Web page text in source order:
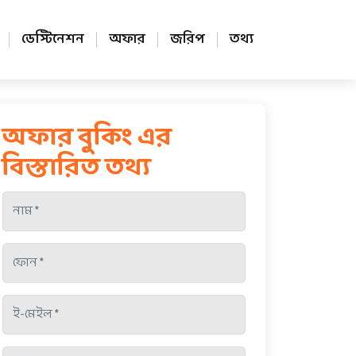
ডেস্টিনেশন অফার জরিপ তথ্য
অফার বুকিং এর
বিস্তারিত তথ্য